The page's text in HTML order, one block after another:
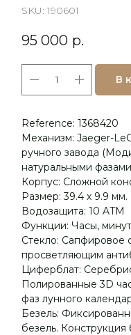
SKU: 190601
95 000 р.
В
Reference: 1368420
Механизм: Jaeger-
ручного завода
натуральными
Корпус: Сложной
Размер: 39.4 х 9.9 мм.
Водозащита: 10 ATM
Функции: Часы,
Стекло: Сапфировое
просветляющим
Циферблат:
Полированные 3D
фаз лунного
Безель:
безель.